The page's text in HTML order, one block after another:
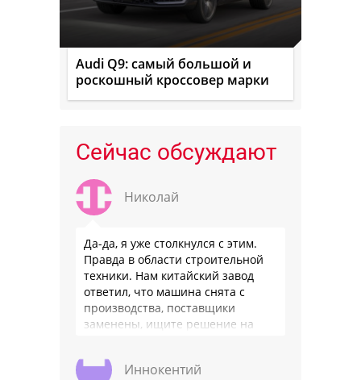
Audi Q9: самый большой и
роскошный кроссовер марки
Сейчас обсуждают
Николай
Да-да, я уже столкнулся с этим.
Правда в области строительной
техники. Нам китайский завод
ответил, что машина снята с
производства, поставщики
заменены, ищите решение на
официальном бланке …
Иннокентий